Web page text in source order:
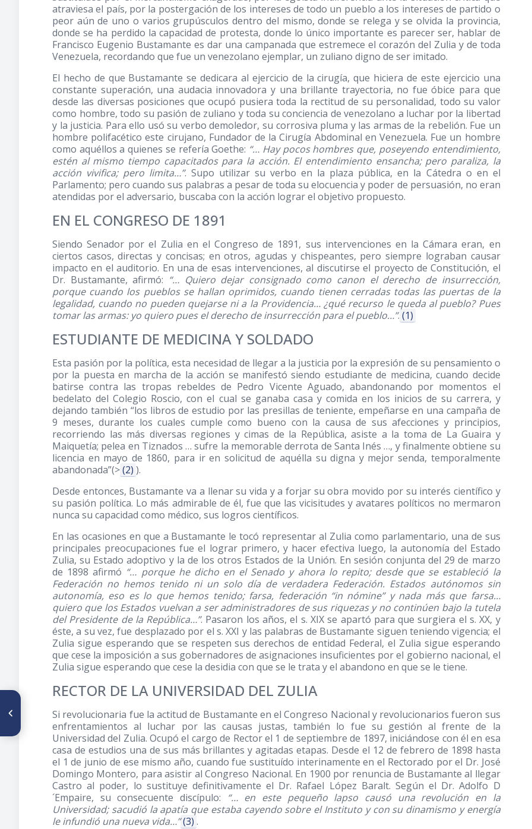
atraviesa el país, por la postergación de los intereses de todo un pueblo a los intereses de partido o
peor aún de uno o varios grupúsculos dentro del mismo, donde se relega y se olvida la provincia,
donde se ha perdido la capacidad de protesta, donde lo único importante es parecer ser, hablar de
Francisco Eugenio Bustamante es dar una campanada que estremece el corazón del Zulia y de toda
Venezuela, recordando que fue un venezolano ejemplar, un zuliano digno de ser imitado.
El hecho de que Bustamante se dedicara al ejercicio de la cirugía, que hiciera de este ejercicio una
constante superación, una audacia innovadora y una brillante trayectoria, no fue óbice para que
desde las diversas posiciones que ocupó pusiera toda la rectitud de su personalidad, todo su valor
como hombre, todo su pasión de zuliano y toda su conciencia de venezolano a luchar por la libertad
y la justicia. Para ello usó su verbo demoledor, su corrosiva pluma y las armas de la rebelión. Fue un
hombre polifacético este cirujano, Fundador de la Cirugía Abdominal en Venezuela. Fue un hombre
como aquéllos a quienes se refería Goethe: “… Hay pocos hombres que, poseyendo entendimiento,
estén al mismo tiempo capacitados para la acción. El entendimiento ensancha; pero paraliza, la
acción vivifica; pero limita…”. Supo utilizar su verbo en la plaza pública, en la Cátedra o en el
Parlamento; pero cuando sus palabras a pesar de toda su elocuencia y poder de persuasión, no eran
atendidas por el adversario, buscaba con la acción lograr el objetivo propuesto.
EN EL CONGRESO DE 1891
Siendo Senador por el Zulia en el Congreso de 1891, sus intervenciones en la Cámara eran, en
ciertos casos, directas y concisas; en otros, agudas y chispeantes, pero siempre lograban causar
impacto en el auditorio. En una de esas intervenciones, al discutirse el proyecto de Constitución, el
Dr. Bustamante, afirmó: “… Quiero dejar consignado como canon el derecho de insurrección,
porque cuando los pueblos se hallan oprimidos, cuando tienen cerradas todas las puertas de la
legalidad, cuando no pueden quejarse ni a la Providencia… ¿qué recurso le queda al pueblo? Pues
tomar las armas: yo quiero pues el derecho de insurrección para el pueblo…”. (1)
ESTUDIANTE DE MEDICINA Y SOLDADO
Esta pasión por la política, esta necesidad de llegar a la justicia por la expresión de su pensamiento o
por la puesta en marcha de la acción se manifestó siendo estudiante de medicina, cuando decide
batirse contra las tropas rebeldes de Pedro Vicente Aguado, abandonando por momentos el
bedelato del Colegio Roscio, con el cual se ganaba casa y comida en los inicios de su carrera, y
dejando también “los libros de estudio por las presillas de teniente, empeñarse en una campaña de
9 meses, durante los cuales cumple como bueno con la causa de sus afecciones y principios,
recorriendo las más diversas regiones y cimas de la República, asiste a la toma de La Guaira y
Maiquetía; pelea en Tiznados … sufre la memorable derrota de Santa Inés …, y finalmente obtiene su
licencia en mayo de 1860, para ir en solicitud de aquélla su digna y mejor senda, temporalmente
abandonada”(>(2) ).
Desde entonces, Bustamante va a llenar su vida y a forjar su obra movido por su interés científico y
su pasión política. Lo más admirable de él, fue que las vicisitudes y avatares políticos no mermaron
nunca su capacidad como médico, sus logros científicos.
En las ocasiones en que a Bustamante le tocó representar al Zulia como parlamentario, una de sus
principales preocupaciones fue el lograr primero, y hacer efectiva luego, la autonomía del Estado
Zulia, su Estado adoptivo y la de los otros Estados de la Unión. En sesión conjunta del 29 de marzo
de 1898 afirmó “… porque he dicho en el Senado y ahora lo repito; desde que se estableció la
Federación no hemos tenido ni un solo día de verdadera Federación. Estados autónomos sin
autonomía, eso es lo que hemos tenido; farsa, federación “in nómine” y nada más que farsa…
quiero que los Estados vuelvan a ser administradores de sus riquezas y no continúen bajo la tutela
del Presidente de la República…”. Pasaron los años, el s. XIX se apartó para que surgiera el s. XX, y
éste, a su vez, fue desplazado por el s. XXI y las palabras de Bustamante siguen teniendo vigencia; el
Zulia sigue esperando que se respeten sus derechos de entidad Federal, el Zulia sigue esperando
que cese la imposición a sus gobernadores de asignaciones insuficientes por el gobierno nacional, el
Zulia sigue esperando que cese la desidia con que se le trata y el abandono en que se le tiene.
RECTOR DE LA UNIVERSIDAD DEL ZULIA
Si revolucionaria fue la actitud de Bustamante en el Congreso Nacional y revolucionarios fueron sus
enfrentamientos al luchar por las causas justas, también lo fue su gestión al frente de la
Universidad del Zulia. Ocupó el cargo de Rector el 1 de septiembre de 1897, iniciándose con él en esa
casa de estudios una de sus más brillantes y agitadas etapas. Desde el 12 de febrero de 1898 hasta
el 1 de junio de ese mismo año, cuando fue sustituído interinamente en el Rectorado por el Dr. José
Domingo Montero, para asistir al Congreso Nacional. En 1900 por renuncia de Bustamante al llegar
Castro al poder, lo sustituye definitivamente el Dr. Rafael López Baralt. Según el Dr. Adolfo D
´Empaire, su consecuente discípulo:
“… en este pequeño lapso causó una revolución en la
Universidad; sacudió la apatía que estaba cayendo sobre el Instituto y con su dinamismo y energía
le infundió una nueva vida…”(3) .
Historia de la salud y de la
medicina Latinoamericana y
del Caribe